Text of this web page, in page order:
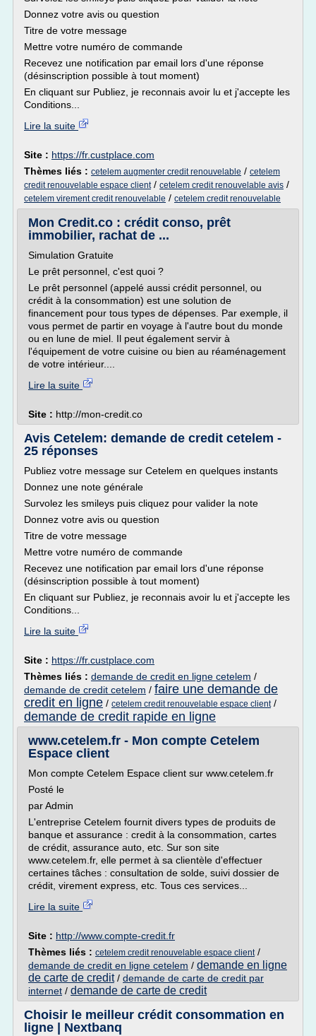
Donnez votre avis ou question
Titre de votre message
Mettre votre numéro de commande
Recevez une notification par email lors d'une réponse
(désinscription possible à tout moment)
En cliquant sur Publiez, je reconnais avoir lu et j'accepte les
Conditions...
Lire la suite
Site : https://fr.custplace.com
Thèmes liés : cetelem augmenter credit renouvelable / cetelem
credit renouvelable espace client/ cetelem credit renouvelable avis /
cetelem virement credit renouvelable / cetelem credit renouvelable
Mon Credit.co : crédit conso, prêt
immobilier, rachat de ...
Simulation Gratuite
Le prêt personnel, c'est quoi ?
Le prêt personnel (appelé aussi crédit personnel, ou
crédit à la consommation) est une solution de
financement pour tous types de dépenses. Par exemple, il
vous permet de partir en voyage à l'autre bout du monde
ou en lune de miel. Il peut également servir à
l'équipement de votre cuisine ou bien au réaménagement
de votre intérieur....
Lire la suite
Site : http://mon-credit.co
Avis Cetelem: demande de credit cetelem -
25 réponses
Publiez votre message sur Cetelem en quelques instants
Donnez une note générale
Survolez les smileys puis cliquez pour valider la note
Donnez votre avis ou question
Titre de votre message
Mettre votre numéro de commande
Recevez une notification par email lors d'une réponse
(désinscription possible à tout moment)
En cliquant sur Publiez, je reconnais avoir lu et j'accepte les
Conditions...
Lire la suite
Site : https://fr.custplace.com
Thèmes liés : demande de credit en ligne cetelem /
demande de credit cetelem / faire une demande de
credit en ligne / cetelem credit renouvelable espace client/
demande de credit rapide en ligne
www.cetelem.fr - Mon compte Cetelem
Espace client
Mon compte Cetelem Espace client sur www.cetelem.fr
Posté le
par Admin
L'entreprise Cetelem fournit divers types de produits de
banque et assurance : credit à la consommation, cartes
de crédit, assurance auto, etc. Sur son site
www.cetelem.fr, elle permet à sa clientèle d'effectuer
certaines tâches : consultation de solde, suivi dossier de
crédit, virement express, etc. Tous ces services...
Lire la suite
Site : http://www.compte-credit.fr
Thèmes liés : cetelem credit renouvelable espace client/
demande de credit en ligne cetelem / demande en ligne
de carte de credit/ demande de carte de credit par
internet / demande de carte de credit
Choisir le meilleur crédit consommation en
ligne | Nextbanq